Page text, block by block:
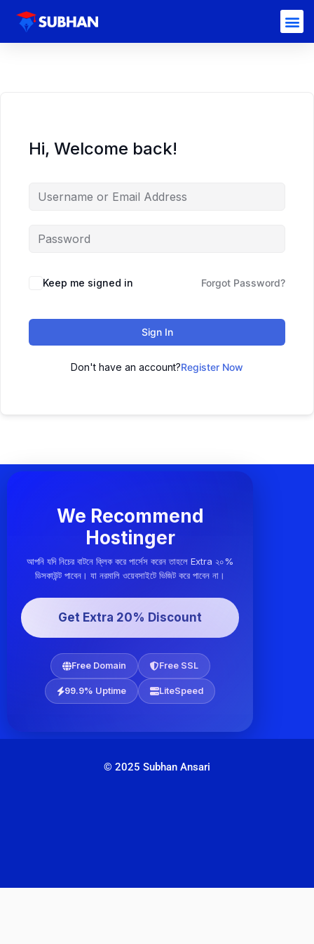
Hi, Welcome back!
Keep me signed in Forgot Password?
Sign In
Don't have an account?Register Now
We Recommend
Hostinger
আপনি যদি নিচের বাটনে ক্লিক করে পার্সেস করেন তাহলে Extra ২০%
ডিসকাউন্ট পাবেন। যা নরমালি ওয়েবসাইটে ভিজিট করে পাবেন না।
Get Extra 20% Discount
Free Domain Free SSL
99.9% Uptime LiteSpeed
© 2025 Subhan Ansari